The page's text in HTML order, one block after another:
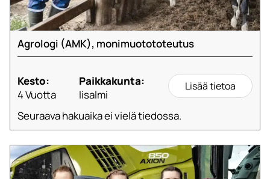
Agrologi (AMK), monimuotototeutus
Kesto:
4 Vuotta
Paikkakunta:
Iisalmi
Lisää tietoa
Seuraava hakuaika ei vielä tiedossa.